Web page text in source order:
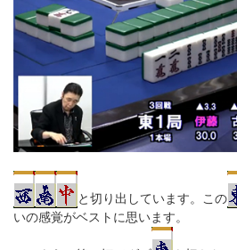
と切り出しています。この
いの感覚がベストに思います。